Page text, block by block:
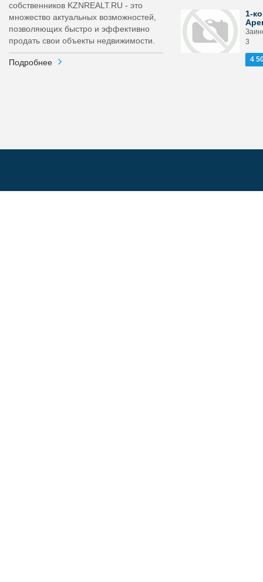
собственников KZNREALT.RU - это
множество актуальных возможностей,
позволяющих быстро и эффективно
продать свои объекты недвижимости.
Подробнее
1-
3
4